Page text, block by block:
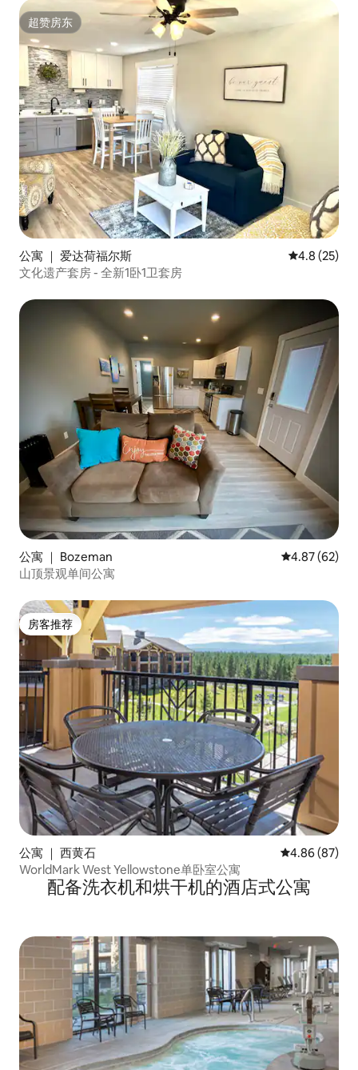
超赞房东
超赞房东
公寓 ｜ 爱达荷福尔斯 平均评分
4.8 (25)
文化遗产套房 - 全新1卧1卫套房
公寓 ｜ Bozeman 平均评分
4.87 (62)
山顶景观单间公寓
房客推荐
房客推荐
公寓 ｜ 西黄石 平均评分 4.86
4.86 (87)
WorldMark West Yellowstone单卧室公寓
配备洗衣机和烘干机的酒店式公寓